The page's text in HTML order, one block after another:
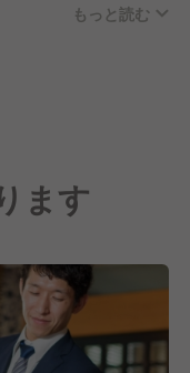
れないお客様の情
ます。
くことで人を喜ば
たいです。
もっと読む
ます